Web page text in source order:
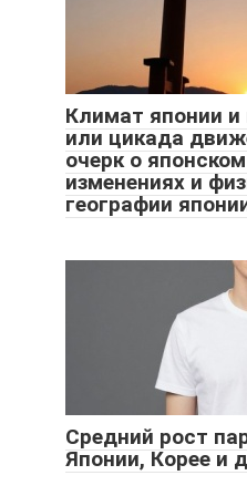
Климат японии и
или цикада
очерк о
изменениях и
географии
Средний рост
Японии, Корее и